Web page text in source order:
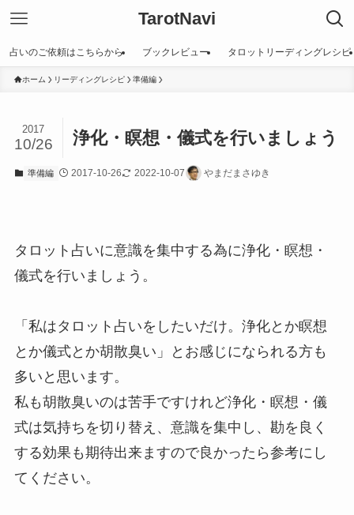
TarotNavi
占いのご依頼はこちらから ブックレビュー タロットリーディングレシピ
ホーム リーディングレシピ 準備編
浄化・瞑想・儀式を行いましょう
2017
10/26
準備編 2017-10-26 2022-10-07 やまだまさゆき
タロット占いに意識を集中する為に浄化・瞑想・
儀式を行いましょう。
「私はタロット占いをしたいだけ。浄化とか瞑想
とか儀式とか胡散臭い」とお感じになられる方も
多いと思います。
私も胡散臭いのは苦手ですけれど浄化・瞑想・儀
式は気持ちを切り替え、意識を集中し、勘を良く
する効果も期待出来ますので良かったら参考にし
てください。